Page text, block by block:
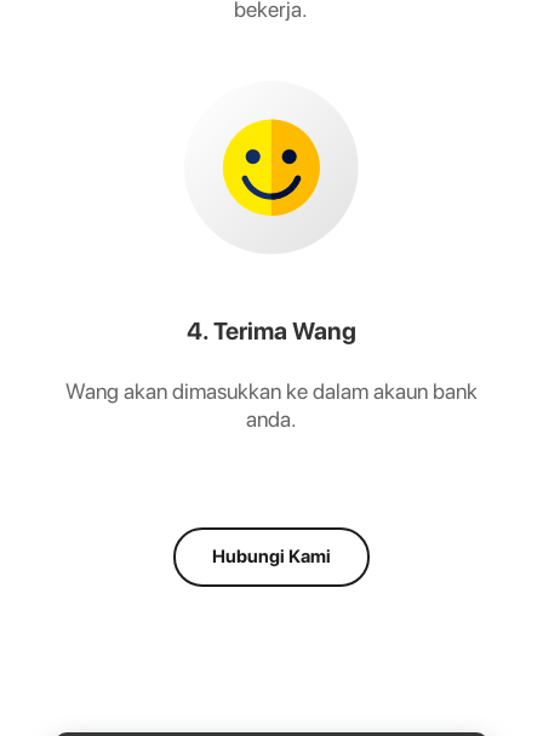
bekerja.
4. Terima Wang
Wang akan dimasukkan ke dalam akaun bank
anda.
Hubungi Kami